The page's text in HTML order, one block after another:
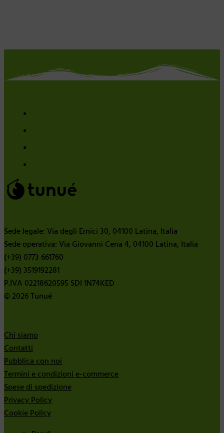
Sede legale: Via degli Ernici 30, 04100 Latina, Italia
Sede operativa: Via Giovanni Cena 4, 04100 Latina, Italia
(+39) 0773 661760
(+39) 3519192281
P.IVA 02218620595 SDI 1N74KED
© 2026 Tunué
Chi siamo
Contatti
Pubblica con noi
Termini e condizioni e-commerce
Spese di spedizione
Privacy Policy
Cookie Policy